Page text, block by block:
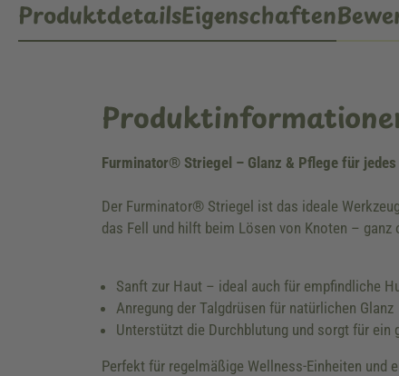
ProduktdetailsEigenschaften
Furminator® Striegel – Glanz & Pflege für jedes
Der Furminator® Striegel ist das ideale
das Fell und hilft beim Lösen von Knoten – ganz
Sanft zur Haut – ideal auch für empfindliche
Anregung der Talgdrüsen für natürlichen Glanz
Unterstützt die Durchblutung und sorgt für ein
Perfekt für regelmäßige Wellness-Einheiten und